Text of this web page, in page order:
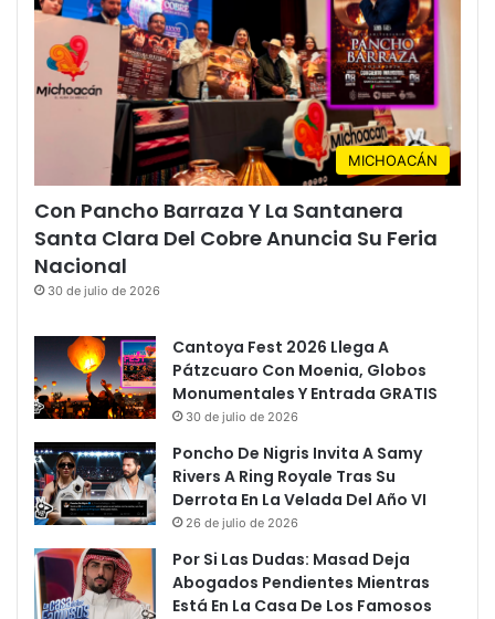
MICHOACÁN
Con Pancho Barraza Y La Santanera
Santa Clara Del Cobre Anuncia Su Feria
Nacional
30 de julio de 2026
Cantoya Fest 2026 Llega A
Pátzcuaro Con Moenia, Globos
Monumentales Y Entrada GRATIS
30 de julio de 2026
Poncho De Nigris Invita A Samy
Rivers A Ring Royale Tras Su
Derrota En La Velada Del Año VI
26 de julio de 2026
Por Si Las Dudas: Masad Deja
Abogados Pendientes Mientras
Está En La Casa De Los Famosos